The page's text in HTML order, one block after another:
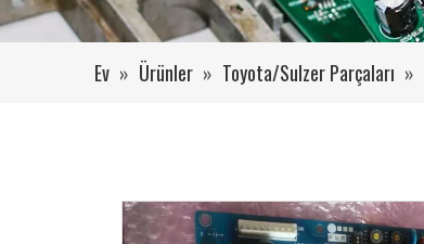
Ev » Ürünler » Toyota/Sulzer Parçaları »